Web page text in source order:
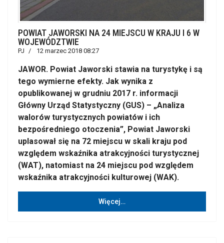
POWIAT JAWORSKI NA 24 MIEJSCU W KRAJU I 6 W
WOJEWÓDZTWIE
PJ 12 marzec 2018 08:27
JAWOR. Powiat Jaworski stawia na turystykę i są
tego wymierne efekty. Jak wynika z
opublikowanej w grudniu 2017 r. informacji
Główny Urząd Statystyczny (GUS) – „Analiza
walorów turystycznych powiatów i ich
bezpośredniego otoczenia”, Powiat Jaworski
uplasował się na 72 miejscu w skali kraju pod
względem wskaźnika atrakcyjności turystycznej
(WAT), natomiast na 24 miejscu pod względem
wskaźnika atrakcyjności kulturowej (WAK).
Więcej…